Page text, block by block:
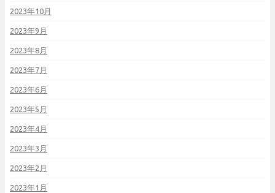
2023年10月
2023年9月
2023年8月
2023年7月
2023年6月
2023年5月
2023年4月
2023年3月
2023年2月
2023年1月